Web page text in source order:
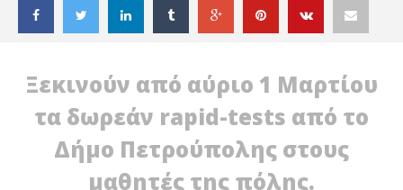
Ξεκινούν από αύριο 1 Μαρτίου
τα δωρεάν rapid-tests από το
Δήμο Πετρούπολης στους
μαθητές της πόλης.